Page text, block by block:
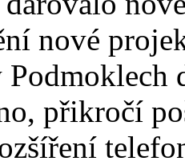
nové
Podmoklech
přikročí